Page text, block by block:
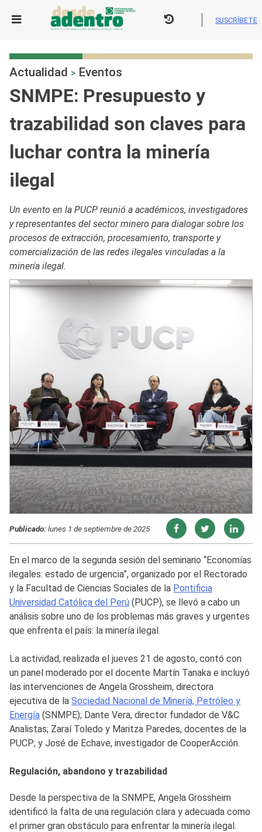
SUSCRÍBETE
Actualidad > Eventos
SNMPE: Presupuesto y
trazabilidad son claves para
luchar contra la minería
ilegal
Un evento en la PUCP reunió a académicos, investigadores
y representantes del sector minero para dialogar sobre los
procesos de extracción, procesamiento, transporte y
comercialización de las redes ilegales vinculadas a la
minería ilegal.
Publicado:lunes 1 de septiembre de 2025
En el marco de la segunda sesión del seminario “Economías
ilegales: estado de urgencia”, organizado por el Rectorado
y la Facultad de Ciencias Sociales de la Pontificia
Universidad Católica del Perú (PUCP), se llevó a cabo un
análisis sobre uno de los problemas más graves y urgentes
que enfrenta el país: la minería ilegal.
La actividad, realizada el jueves 21 de agosto, contó con
un panel moderado por el docente Martín Tanaka e incluyó
las intervenciones de Angela Grossheim, directora
ejecutiva de la Sociedad Nacional de Minería, Petróleo y
Energía (SNMPE); Dante Vera, director fundador de V&C
Analistas; Zaraí Toledo y Maritza Paredes, docentes de la
PUCP; y José de Echave, investigador de CooperAcción.
Regulación, abandono y trazabilidad
Desde la perspectiva de la SNMPE, Angela Grossheim
identificó la falta de una regulación clara y adecuada como
el primer gran obstáculo para enfrentar la minería ilegal.